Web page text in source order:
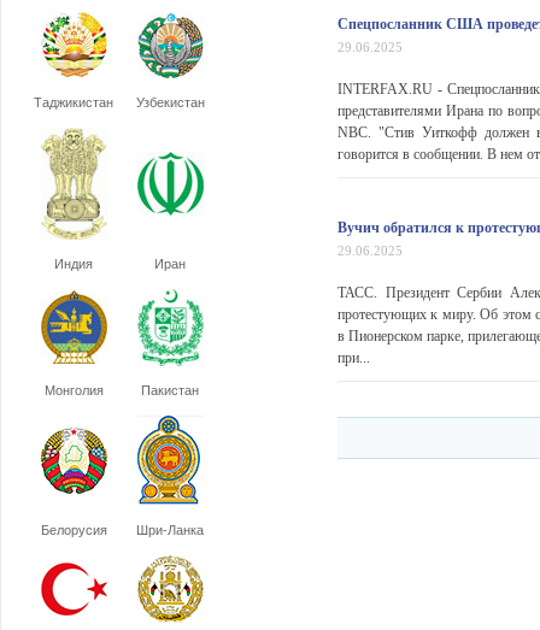
Таджикистан Узбекистан
Индия Иран
Монголия Пакистан
Белорусия Шри-Ланка
Спецпосланник США
29.06.2025
INTERFAX.RU -
представителями Ирана по
NBC. "Стив Уиткофф должен
говорится в сообщении. В нем
Вучич обратился к
29.06.2025
ТАСС. Президент Сербии
протестующих к миру. Об этом
в Пионерском парке,
при...